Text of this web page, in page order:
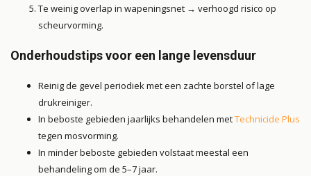
Te weinig overlap in wapeningsnet → verhoogd risico op
scheurvorming.
Onderhoudstips voor een lange levensduur
Reinig de gevel periodiek met een zachte borstel of lage
drukreiniger.
In beboste gebieden jaarlijks behandelen metTechnicide Plus
tegen mosvorming.
In minder beboste gebieden volstaat meestal een
behandeling om de 5–7 jaar.